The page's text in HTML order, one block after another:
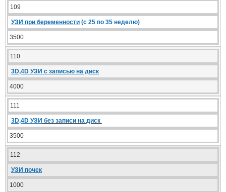
109
УЗИ при беременности (с 25 по 35 неделю)
3500
110
3D,4D УЗИ с записью на диск
4000
111
3D,4D УЗИ без записи на диск
3500
112
УЗИ почек
1000